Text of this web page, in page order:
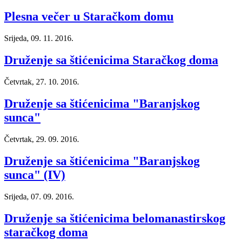
Plesna večer u Staračkom domu
Srijeda, 09. 11. 2016.
Druženje sa štićenicima Staračkog doma
Četvrtak, 27. 10. 2016.
Druženje sa štićenicima "Baranjskog
sunca"
Četvrtak, 29. 09. 2016.
Druženje sa štićenicima "Baranjskog
sunca" (IV)
Srijeda, 07. 09. 2016.
Druženje sa štićenicima belomanastirskog
staračkog doma